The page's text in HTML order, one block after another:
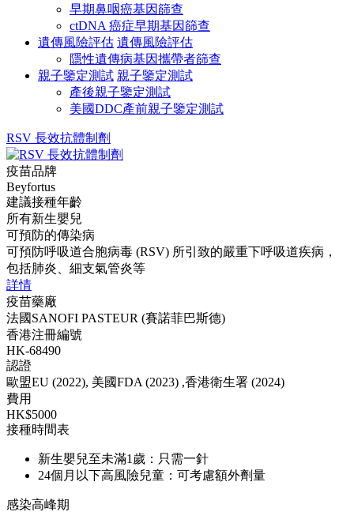
早期鼻咽癌基因篩查
ctDNA 癌症早期基因篩查
遺傳風險評估 遺傳風險評估
隱性遺傳病基因攜帶者篩查
親子鑒定測試 親子鑒定測試
產後親子鑒定測試
美國DDC產前親子鑒定測試
RSV 長效抗體制劑
疫苗品牌
Beyfortus
建議接種年齡
所有新生嬰兒
可預防的傳染病
可預防呼吸道合胞病毒 (RSV) 所引致的嚴重下呼吸道疾病，
包括肺炎、細支氣管炎等
詳情
疫苗藥廠
法國SANOFI PASTEUR (賽諾菲巴斯德)
香港注冊編號
HK-68490
認證
歐盟EU (2022), 美國FDA (2023) ,香港衛生署 (2024)
費用
HK$5000
接種時間表
新生嬰兒至未滿1歲：只需一針
24個月以下高風險兒童：可考慮額外劑量
感染高峰期